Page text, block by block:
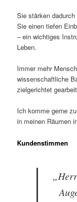
Sie stärken
Sie einen tiefen
– ein wichtiges
Leben.
Immer mehr
wissenschaftliche
zielgerichtet
Ich komme gerne
in meinen Räumen
Kundenstimmen